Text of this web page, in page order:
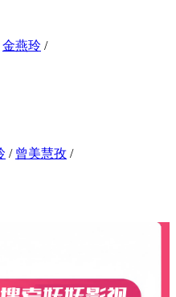
金燕玲 /
/ 曾美慧孜 /